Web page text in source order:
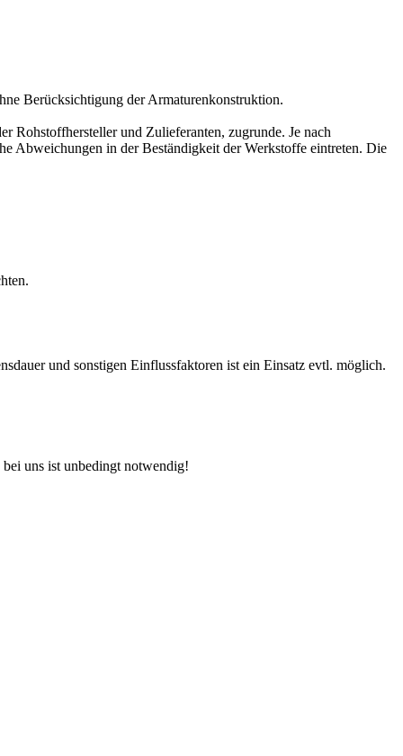
Berücksichtigung der Armaturenkonstruktion.
Rohstoffhersteller und Zulieferanten, zugrunde. Je nach
Abweichungen in der Beständigkeit der Werkstoffe eintreten. Die
und sonstigen Einflussfaktoren ist ein Einsatz evtl. möglich.
uns ist unbedingt notwendig!